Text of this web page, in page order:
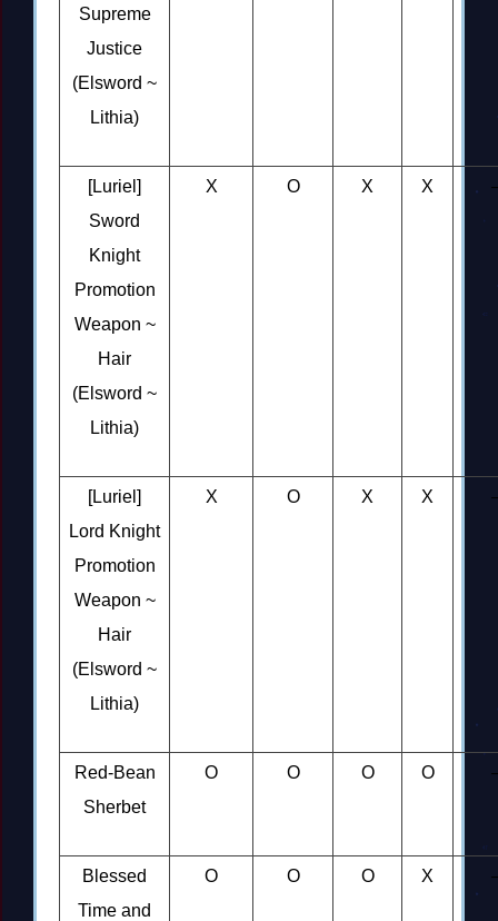
Supreme
Justice
(Elsword ~
Lithia)
[Luriel]
Sword
Knight
Promotion
Weapon ~
Hair
(Elsword ~
Lithia)
X O X X
[Luriel]
Lord Knight
Promotion
Weapon ~
Hair
(Elsword ~
Lithia)
X O X X
Red-Bean
Sherbet
O O O O
Blessed
Time and
O O O X